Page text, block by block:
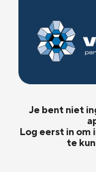
Je bent niet
Log eerst in om
te